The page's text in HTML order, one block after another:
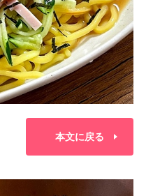
本文に戻る